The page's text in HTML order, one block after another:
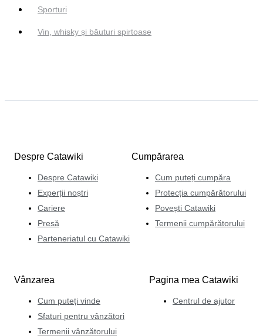
Sporturi
Vin, whisky și băuturi spirtoase
Despre Catawiki
Despre Catawiki
Experții noștri
Cariere
Presă
Parteneriatul cu Catawiki
Cumpărarea
Cum puteți cumpăra
Protecția cumpărătorului
Povești Catawiki
Termenii cumpărătorului
Vânzarea
Cum puteți vinde
Sfaturi pentru vânzători
Termenii vânzătorului
Pagina mea Catawiki
Centrul de ajutor